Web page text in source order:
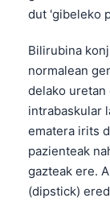
dut 'gibeleko
Bilirubina
normalean
delako uretan
intrabaskular
ematera irits
pazienteak
gazteak ere.
(dipstick)
Magyar
বাংলা
اردو
தமிழ்